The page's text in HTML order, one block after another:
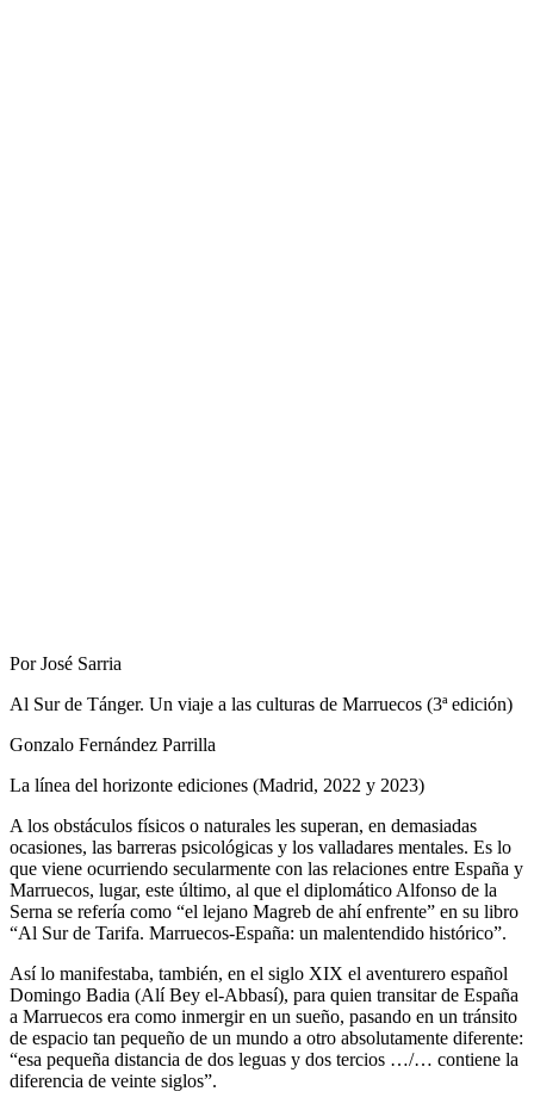
Por José Sarria
Al Sur de Tánger. Un viaje a las culturas de Marruecos (3ª edición)
Gonzalo Fernández Parrilla
La línea del horizonte ediciones (Madrid, 2022 y 2023)
A los obstáculos físicos o naturales les superan, en demasiadas
ocasiones, las barreras psicológicas y los valladares mentales. Es lo
que viene ocurriendo secularmente con las relaciones entre España y
Marruecos, lugar, este último, al que el diplomático Alfonso de la
Serna se refería como “el lejano Magreb de ahí enfrente” en su libro
“Al Sur de Tarifa. Marruecos-España: un malentendido histórico”.
Así lo manifestaba, también, en el siglo XIX el aventurero español
Domingo Badia (Alí Bey el-Abbasí), para quien transitar de España
a Marruecos era como inmergir en un sueño, pasando en un tránsito
de espacio tan pequeño de un mundo a otro absolutamente diferente:
“esa pequeña distancia de dos leguas y dos tercios …/… contiene la
diferencia de veinte siglos”.